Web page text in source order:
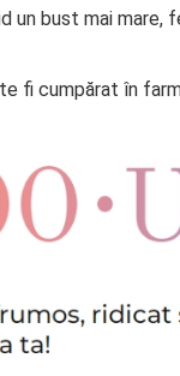
un bust mai
fi cumpărat în